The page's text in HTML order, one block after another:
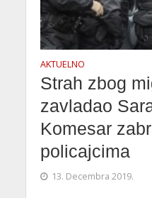
AKTUELNO
Strah zbog
zavladao
Komesar
policajcima
13. Decembra 2019.